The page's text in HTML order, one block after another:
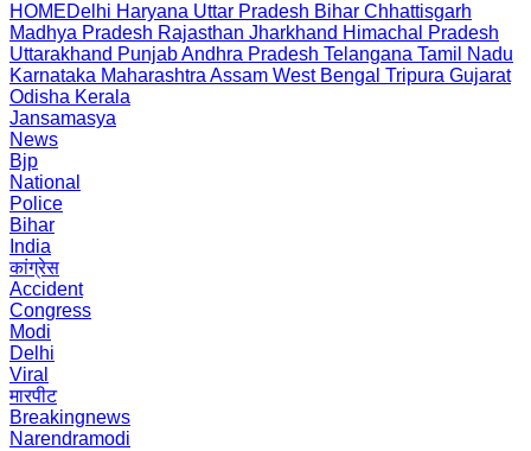
HOMEDelhi Haryana Uttar Pradesh Bihar Chhattisgarh
Madhya Pradesh Rajasthan Jharkhand Himachal Pradesh
Uttarakhand PunjabAndhra Pradesh Telangana Tamil Nadu
Karnataka Maharashtra Assam West Bengal Tripura Gujarat
Odisha Kerala
Jansamasya
News
Bjp
National
Police
Bihar
India
कांग्रेस
Accident
Congress
Modi
Delhi
Viral
मारपीट
Breakingnews
Narendramodi